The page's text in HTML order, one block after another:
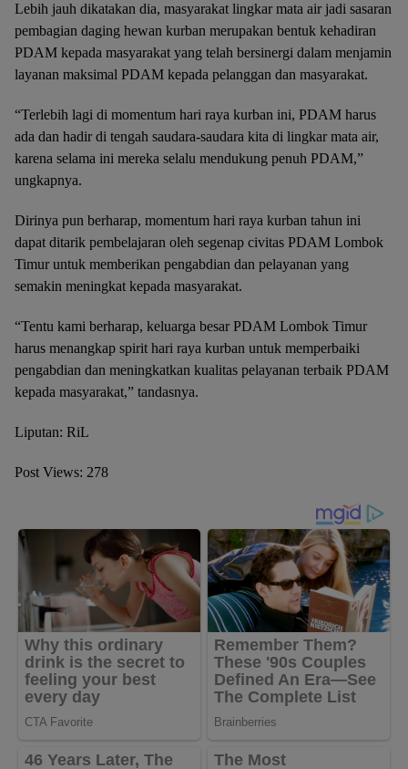
Lebih jauh dikatakan dia, masyarakat lingkar mata air jadi sasaran
pembagian daging hewan kurban merupakan bentuk kehadiran
PDAM kepada masyarakat yang telah bersinergi dalam menjamin
layanan maksimal PDAM kepada pelanggan dan masyarakat.
“Terlebih lagi di momentum hari raya kurban ini, PDAM harus
ada dan hadir di tengah saudara-saudara kita di lingkar mata air,
karena selama ini mereka selalu mendukung penuh PDAM,”
ungkapnya.
Dirinya pun berharap, momentum hari raya kurban tahun ini
dapat ditarik pembelajaran oleh segenap civitas PDAM Lombok
Timur untuk memberikan pengabdian dan pelayanan yang
semakin meningkat kepada masyarakat.
“Tentu kami berharap, keluarga besar PDAM Lombok Timur
harus menangkap spirit hari raya kurban untuk memperbaiki
pengabdian dan meningkatkan kualitas pelayanan terbaik PDAM
kepada masyarakat,” tandasnya.
Liputan: RiL
Post Views: 278